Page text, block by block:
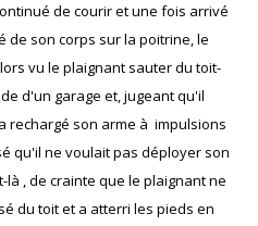
de courir et une fois arrivé
de son corps sur la poitrine, le
vu le plaignant sauter du toit-
d'un garage et, jugeant qu'il
rechargé son arme à impulsions
qu'il ne voulait pas déployer son
, de crainte que le plaignant ne
du toit et a atterri les pieds en